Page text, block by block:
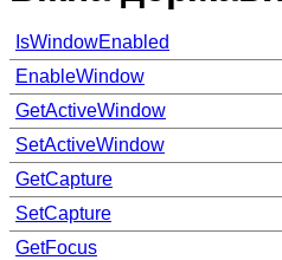
IsWindowEnabled
EnableWindow
GetActiveWindow
SetActiveWindow
GetCapture
SetCapture
GetFocus